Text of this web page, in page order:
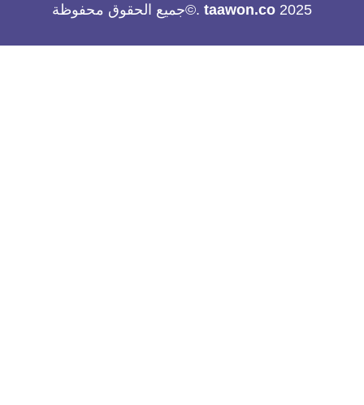
2025
taawon.co.©جميع الحقوق محفوظة